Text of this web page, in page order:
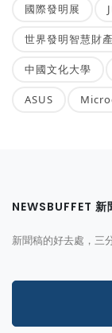
國際發明展
世界發明智慧財
中國文化大學
ASUS
NEWSBUFFET
新聞稿的好去處，三